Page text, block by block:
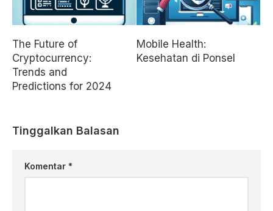
The Future of
Cryptocurrency:
Trends and
Predictions for 2024
Mobile Health:
Kesehatan di Ponsel
Tinggalkan Balasan
Komentar *